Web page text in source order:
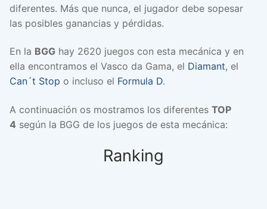
diferentes. Más que nunca, el jugador debe sopesar
las posibles ganancias y pérdidas.
En la BGG hay 2620 juegos con esta mecánica y en
ella encontramos el Vasco da Gama, el Diamant, el
Can´t Stop o incluso el Formula D.
A continuación os mostramos los diferentes TOP
4 según la BGG de los juegos de esta mecánica:
Ranking